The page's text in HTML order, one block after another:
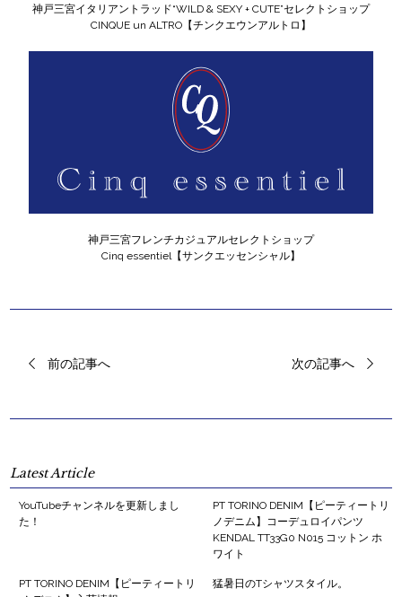
神戸三宮イタリアントラッド“WILD & SEXY + CUTE”セレクトショップ
CINQUE un ALTRO【チンクエウンアルトロ】
神戸三宮フレンチカジュアルセレクトショップ
Cinq essentiel【サンクエッセンシャル】
前の記事へ 次の記事へ
Latest Article
YouTubeチャンネルを更新しまし
た！
PT TORINO DENIM【ピーティートリ
ノデニム】コーデュロイパンツ
KENDAL TT33G0 N015 コットン ホ
ワイト
PT TORINO DENIM【ピーティートリ
猛暑日のTシャツスタイル。